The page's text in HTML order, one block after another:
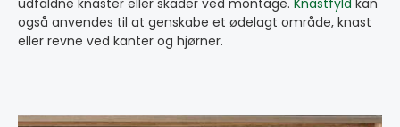
også anvendes til at genskabe et ødelagt område, knast
eller revne ved kanter og hjørner.